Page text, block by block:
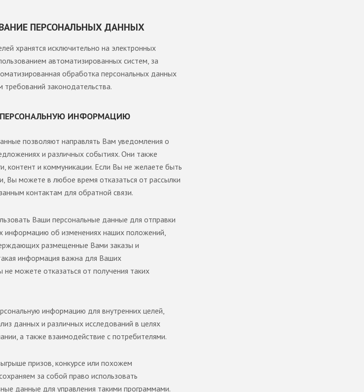
ПЕРСОНАЛЬНЫХ ДАННЫХ
хранятся исключительно на электронных
автоматизированных систем, за
обработка персональных данных
законодательства.
ИНФОРМАЦИЮ
позволяют направлять Вам уведомления о
и различных событиях. Они также
контент и коммуникации. Если Вы не желаете быть
Вы можете в любое время отказаться от рассылки
контактам для обратной связи.
Ваши персональные данные для отправки
об изменениях наших положений,
размещенные Вами заказы и
информация важна для Ваших
можете отказаться от получения таких
информацию для внутренних целей,
данных и различных исследований в целях
а также взаимодействие с потребителями.
призов, конкурсе или похожем
за собой право использовать
данные для управления такими программами.